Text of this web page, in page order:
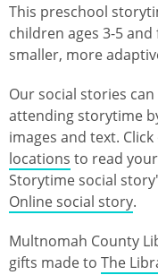
This preschool
children ages 3-5
smaller, more
Our social stories
attending storytime
images and text.
locations to read
Storytime social
Online social story.
Multnomah County
gifts made to The